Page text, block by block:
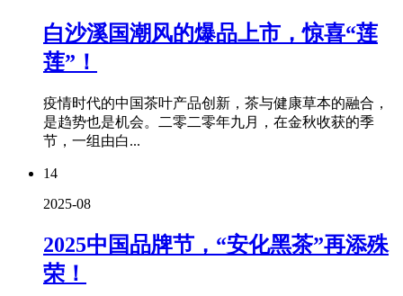
白沙溪国潮风的爆品上市，惊喜“莲
莲”！
疫情时代的中国茶叶产品创新，茶与健康草本的融合，
是趋势也是机会。二零二零年九月，在金秋收获的季
节，一组由白...
14
2025-08
2025中国品牌节，“安化黑茶”再添殊
荣！